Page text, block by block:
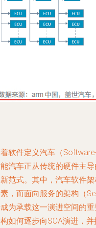
软件定义汽车（
汽车正从传统的硬件主
范式。其中，汽车软件
，而面向服务的架构（
为承载这一演进空间的
如何逐步向SOA演进，